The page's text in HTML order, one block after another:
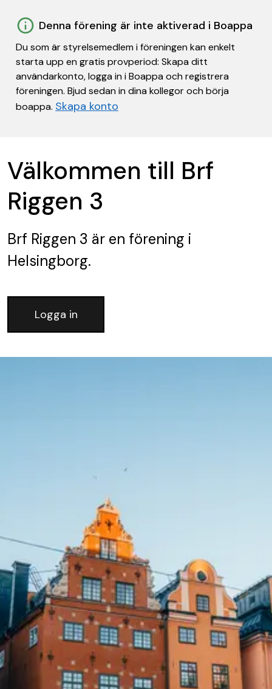
Denna förening är inte aktiverad i Boappa
Du som är styrelsemedlem i föreningen kan enkelt
starta upp en gratis provperiod: Skapa ditt
användarkonto, logga in i Boappa och registrera
föreningen. Bjud sedan in dina kollegor och börja
boappa. Skapa konto
Välkommen till Brf
Riggen 3
Brf Riggen 3 är en förening i
Helsingborg.
Logga in